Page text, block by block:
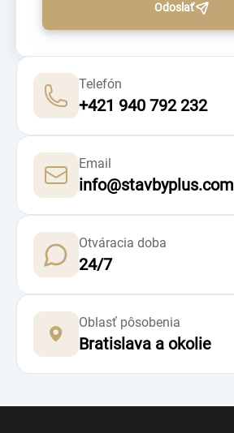
Odoslať
Telefón
+421 940 792 232
Email
info@stavbyplus.com
Otváracia doba
24/7
Oblasť pôsobenia
Bratislava a okolie